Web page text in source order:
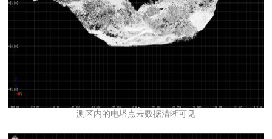
测区内的电塔点云数据清晰可见